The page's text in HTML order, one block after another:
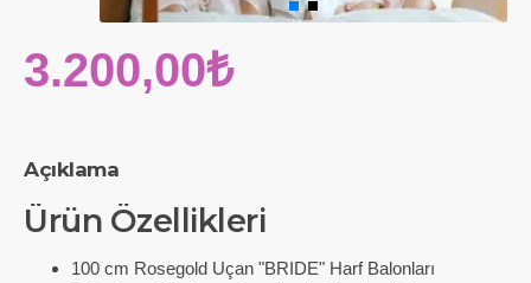
Açıklama
Ürün Özellikleri
100 cm Rosegold Uçan "BRIDE" Harf Balonları
3.200,00₺